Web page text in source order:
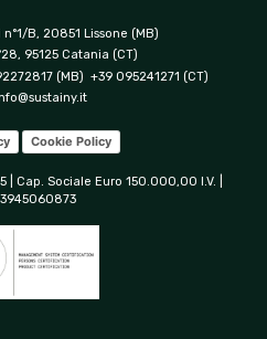
B, 20851 Lissone (MB)
95125 Catania (CT)
(MB) +39 095241271 (CT)
Cookie Policy
| Cap. Sociale Euro 150.000,00 I.V. |